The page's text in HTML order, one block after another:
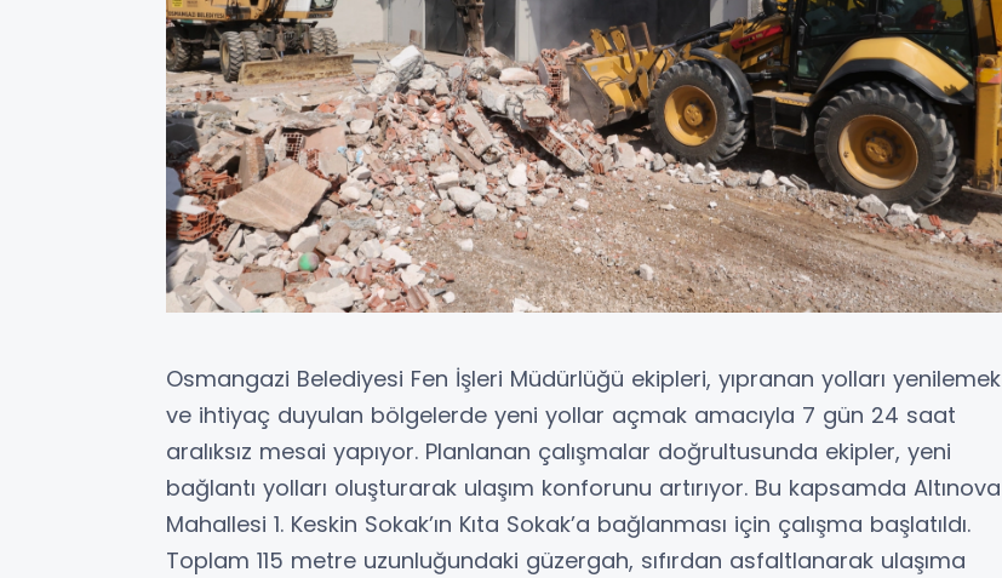
Osmangazi Belediyesi Fen İşleri Müdürlüğü ekipleri, yıpranan yolları yenilemek
ve ihtiyaç duyulan bölgelerde yeni yollar açmak amacıyla 7 gün 24 saat
aralıksız mesai yapıyor. Planlanan çalışmalar doğrultusunda ekipler, yeni
bağlantı yolları oluşturarak ulaşım konforunu artırıyor. Bu kapsamda Altınova
Mahallesi 1. Keskin Sokak’ın Kıta Sokak’a bağlanması için çalışma başlatıldı.
Toplam 115 metre uzunluğundaki güzergah, sıfırdan asfaltlanarak ulaşıma